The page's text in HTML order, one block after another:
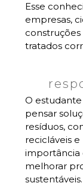
Esse
empresas,
tratados
O
pensar
resíduos,
recicláveis
importância
melhorar
sustentáveis.